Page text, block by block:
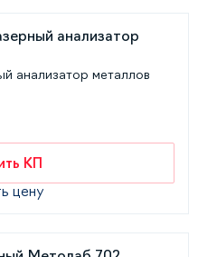
анализатор металлов
КП
цену